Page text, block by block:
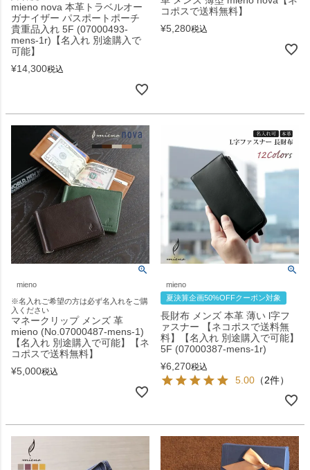
mieno nova 本革トラベルオー
ガナイザー パスポートポーチ
貴重品入れ 5F (07000493-
mens-1r)【名入れ 別途購入で
可能】
¥14,300税込
コポスで送料無料】
¥5,280税込
mieno
※名入れご希望の方は必ず名入れをご購
入ください
マネークリップ メンズ 革
mieno (No.07000487-mens-1)
【名入れ 別途購入で可能】【ネ
コポスで送料無料】
¥5,000税込
mieno
夏決算企画50%OFFクーポン対象
長財布 メンズ 本革 薄い l字フ
ァスナー 【ネコポスで送料無
料】【名入れ 別途購入で可能】
5F (07000387-mens-1r)
¥6,270税込
5.00 （2件）